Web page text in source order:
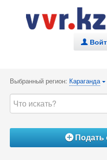
.
Выбранный регион: Караганда {
ÁПодать